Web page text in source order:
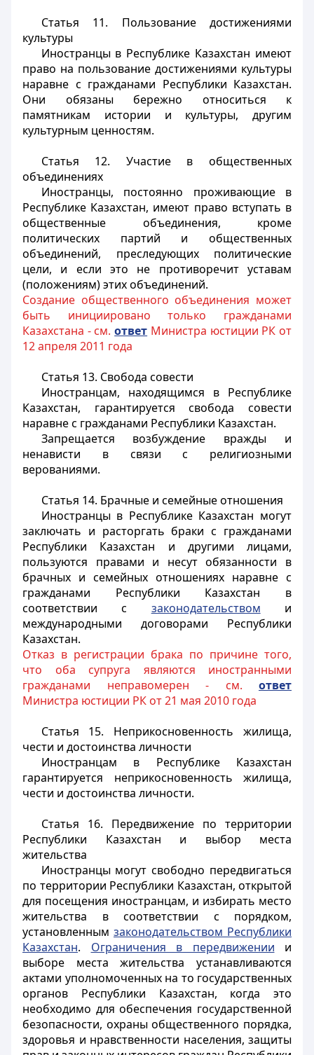
Статья 11. Пользование достижениями
культуры
Иностранцыв Республике Казахстан имеют
право на пользование достижениями культуры
наравне с гражданами Республики Казахстан.
Они обязаны бережно относиться к
памятникам истории и культуры, другим
культурным ценностям.
Статья 12. Участие в общественных
объединениях
Иностранцы, постоянно проживающие в
Республике Казахстан, имеют право вступать в
общественные объединения, кроме
политических партий и общественных
объединений, преследующих политические
цели, и если это не противоречит уставам
(положениям) этих объединений.
Создание общественного объединения может
быть инициировано только гражданами
Казахстана - см.ответ Министра юстиции РК от
12 апреля 2011 года
Статья 13. Свобода совести
Иностранцам, находящимся в Республике
Казахстан, гарантируется свобода совести
наравне с гражданами Республики Казахстан.
Запрещается возбуждение вражды и
ненависти в связи с религиозными
верованиями.
Статья 14. Брачные и семейные отношения
Иностранцы в Республике Казахстан могут
заключать и расторгать браки с гражданами
Республики Казахстан и другими лицами,
пользуются правами и несут обязанности в
брачных и семейных отношениях наравне с
гражданами Республики Казахстан в
соответствии с законодательством и
международными договорами Республики
Казахстан.
Отказ в регистрации брака по причине того,
что оба супруга являются иностранными
гражданами неправомерен - см. ответ
Министра юстиции РК от 21 мая 2010 года
Статья 15. Неприкосновенность жилища,
чести и достоинства личности
Иностранцам в Республике Казахстан
гарантируется неприкосновенность жилища,
чести и достоинства личности.
Статья 16. Передвижение по территории
Республики Казахстан и выбор места
жительства
Иностранцымогут свободно передвигаться
по территории Республики Казахстан, открытой
для посещения иностранцам, и избирать место
жительства в соответствии с порядком,
установленным законодательством Республики
Казахстан. Ограничения в передвижении и
выборе места жительства устанавливаются
актами уполномоченных на то государственных
органов Республики Казахстан, когда это
необходимо для обеспечения государственной
безопасности, охраны общественного порядка,
здоровья и нравственности населения, защиты